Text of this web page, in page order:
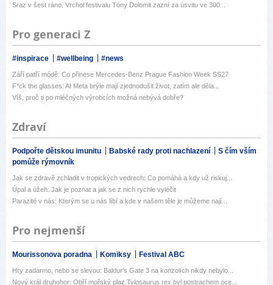
Sraz v šest ráno. Vrchol festivalu Tóny Dolomit zazní za úsvitu ve 300...
Pro generaci Z
#inspirace #wellbeing #news
Září patří módě: Co přinese Mercedes-Benz Prague Fashion Week SS27
F*ck the glasses: AI Meta brýle mají zjednodušit život, zatím ale děla...
Víš, proč ti po mléčných výrobcích možná nebývá dobře?
Zdraví
Podpořte dětskou imunitu Babské rady proti nachlazení
S čím vším
pomůže rýmovník
Jak se zdravě zchladit v tropických vedrech: Co pomáhá a kdy už riskuj...
Úpal a úžeh: Jak je poznat a jak se z nich rychle vyléčit
Parazité v nás: Kterým se u nás líbí a kde v našem těle je můžeme nají...
Pro nejmenší
Mourissonova poradna Komiksy Festival ABC
Hry zadarmo, nebo se slevou: Baldur's Gate 3 na konzolích nikdy nebylo...
Nový král druhohor: Obří mořský plaz Tylosaurus rex byl postrachem oce...